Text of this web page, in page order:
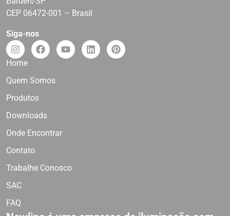
CEP 06472-001 – Brasil
Siga-nos
Home
Quem Somos
Produtos
Downloads
Onde Encontrar
Contato
Trabalhe Conosco
SAC
FAQ